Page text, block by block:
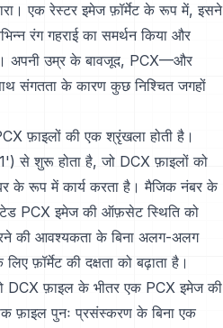
एक रेस्टर इमेज फ़ॉर्मेट के रूप में, इसने
रंग गहराई का समर्थन किया और
अपनी उम्र के बावजूद, PCX—और
संगतता के कारण कुछ निश्चित जगहों
फ़ाइलों की एक श्रृंखला होती है।
से शुरू होता है, जो DCX फ़ाइलों को
के रूप में कार्य करता है। मैजिक नंबर के
PCX इमेज की ऑफ़सेट स्थिति को
की आवश्यकता के बिना अलग-अलग
फ़ॉर्मेट की दक्षता को बढ़ाता है।
DCX फ़ाइल के भीतर एक PCX इमेज की
फ़ाइल पुनः प्रसंस्करण के बिना एक